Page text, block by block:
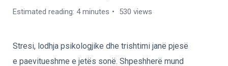
Estimated reading: 4 minutes 530 views
Stresi, lodhja psikologjike dhe trishtimi janë pjesë
e paevitueshme e jetës sonë. Shpeshherë mund